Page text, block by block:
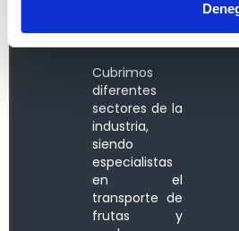
Sectores
Cubrimos
diferentes
sectores de la
industria,
siendo
especialistas
en el
transporte de
frutas y